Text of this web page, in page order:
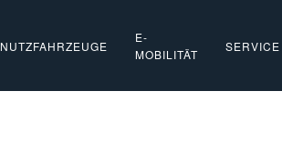
NUTZFAHRZEUGE
E-
MOBILITÄT
SERVICE